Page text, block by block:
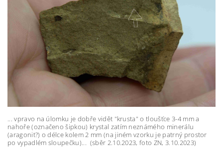
... vpravo na úlomku je dobře vidět "krusta" o tloušťce 3-4 mm a
nahoře (označeno šipkou) krystal zatím neznámého minerálu
(aragonit?) o délce kolem 2 mm (na jiném vzorku je patrný prostor
po vypadlém sloupečku)... (sběr 2.10.2023, foto ZN, 3.10.2023)